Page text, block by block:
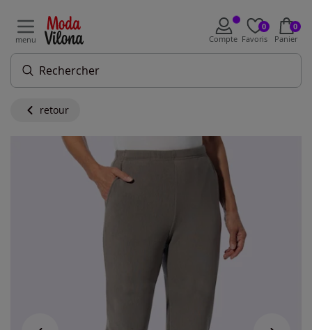
menu Compte
0
Favoris
0
Panier
retour